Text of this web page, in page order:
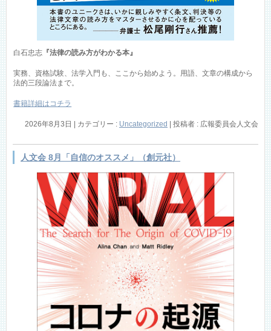
白石忠志 『法律の読み方がわかる本』
実務、資格試験、法学入門も、ここから始めよう。用語、文章の構成から
法的三段論法まで。
書籍詳細はコチラ
2026年8月3日 | カテゴリー : Uncategorized | 投稿者 : 広報委員会人文会
人文会 8月「自信のオススメ」（創元社）